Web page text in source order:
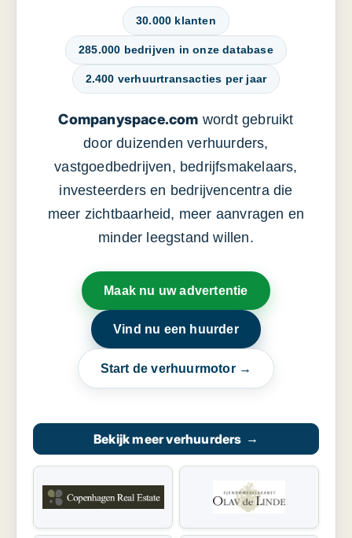
30.000 klanten
285.000 bedrijven in onze database
2.400 verhuurtransacties per jaar
Companyspace.com wordt gebruikt
door duizenden verhuurders,
vastgoedbedrijven, bedrijfsmakelaars,
investeerders en bedrijvencentra die
meer zichtbaarheid, meer aanvragen en
minder leegstand willen.
Maak nu uw advertentie
Vind nu een huurder
Start de verhuurmotor →
Bekijk meer verhuurders →